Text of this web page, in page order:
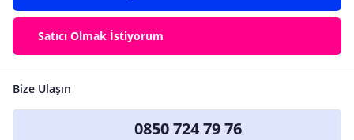
Satıcı Olmak İstiyorum
Bize Ulaşın
0850 724 79 76